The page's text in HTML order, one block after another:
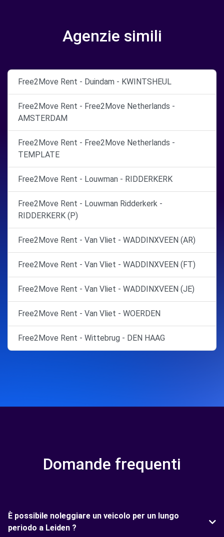
Agenzie simili
Free2Move Rent - Duindam - KWINTSHEUL
Free2Move Rent - Free2Move Netherlands -
AMSTERDAM
Free2Move Rent - Free2Move Netherlands -
TEMPLATE
Free2Move Rent - Louwman - RIDDERKERK
Free2Move Rent - Louwman Ridderkerk -
RIDDERKERK (P)
Free2Move Rent - Van Vliet - WADDINXVEEN (AR)
Free2Move Rent - Van Vliet - WADDINXVEEN (FT)
Free2Move Rent - Van Vliet - WADDINXVEEN (JE)
Free2Move Rent - Van Vliet - WOERDEN
Free2Move Rent - Wittebrug - DEN HAAG
Domande frequenti
È possibile noleggiare un veicolo per un lungo
periodo a Leiden ?